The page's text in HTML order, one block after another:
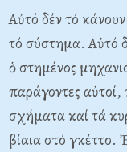
Aὐτό δέν τό
τό σύστημα. Aὐτό
ὁ στημένος
παράγοντες
σχήματα καί τά
βίαια στό γκέττο.